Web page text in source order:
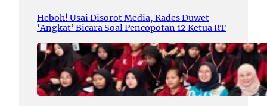
Heboh! Usai Disorot Media, Kades Duwet
‘Angkat’ Bicara Soal Pencopotan 12 Ketua RT